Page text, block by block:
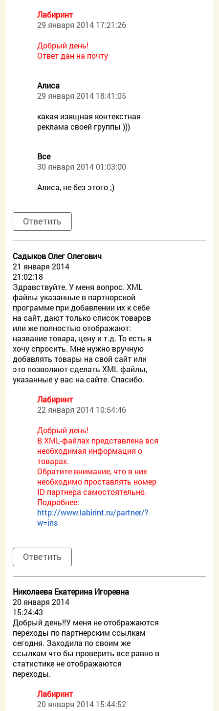
Лабиринт
29 января 2014 17:21:26
Добрый день!
Ответ дан на почту
Алиса
29 января 2014 18:41:05
какая изящная контекстная
реклама своей группы )))
Все
30 января 2014 01:03:00
Алиса, не без этого ;)
Ответить
Садыков Олег Олегович
21 января 2014
21:02:18
Здравствуйте. У меня вопрос. XML
файлы указанные в партнорской
программе при добавлении их к себе
на сайт, дают только список товаров
или же полностью отображают:
название товара, цену и т.д. То есть я
хочу спросить. Мне нужно вручную
добавлять товары на свой сайт или
это позволяют сделать XML файлы,
указанные у вас на сайте. Спасибо.
Лабиринт
22 января 2014 10:54:46
Добрый день!
В XML-файлах представлена вся
необходимая информация о
товарах.
Обратите внимание, что в них
необходимо проставлять номер
ID партнера самостоятельно.
Подробнее:
http://www.labirint.ru/partner/?
w=ins
Ответить
Николаева Екатерина Игоревна
20 января 2014
15:24:43
Добрый день!!У меня не отображаются
переходы по партнерским ссылкам
сегодня. Заходила по своим же
ссылкам что бы проверить все равно в
статистике не отображаются
переходы.
Лабиринт
20 января 2014 15:44:52